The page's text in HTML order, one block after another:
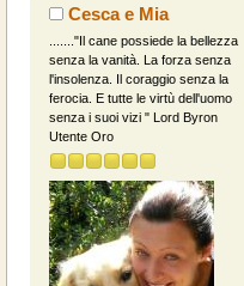
Cesca e Mia
......."Il cane possiede la bellezza
senza la vanità. La forza senza
l'insolenza. Il coraggio senza la
ferocia. E tutte le virtù dell'uomo
senza i suoi vizi " Lord Byron
Utente Oro